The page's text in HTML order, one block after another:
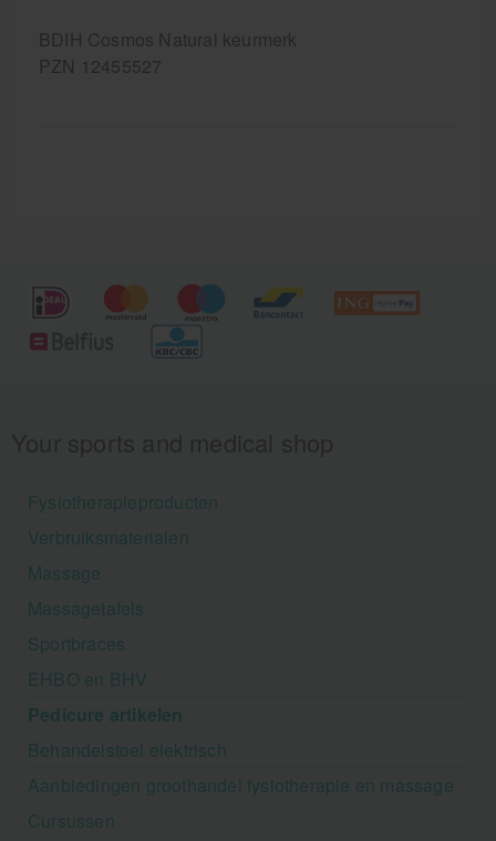
BDIH Cosmos Natural keurmerk
PZN 12455527
Fysiotherapieproducten
Verbruiksmaterialen
Massage
Massagetafels
Sportbraces
EHBO en BHV
Pedicure artikelen
Behandelstoel elektrisch
Aanbiedingen groothandel fysiotherapie en massage
Cursussen